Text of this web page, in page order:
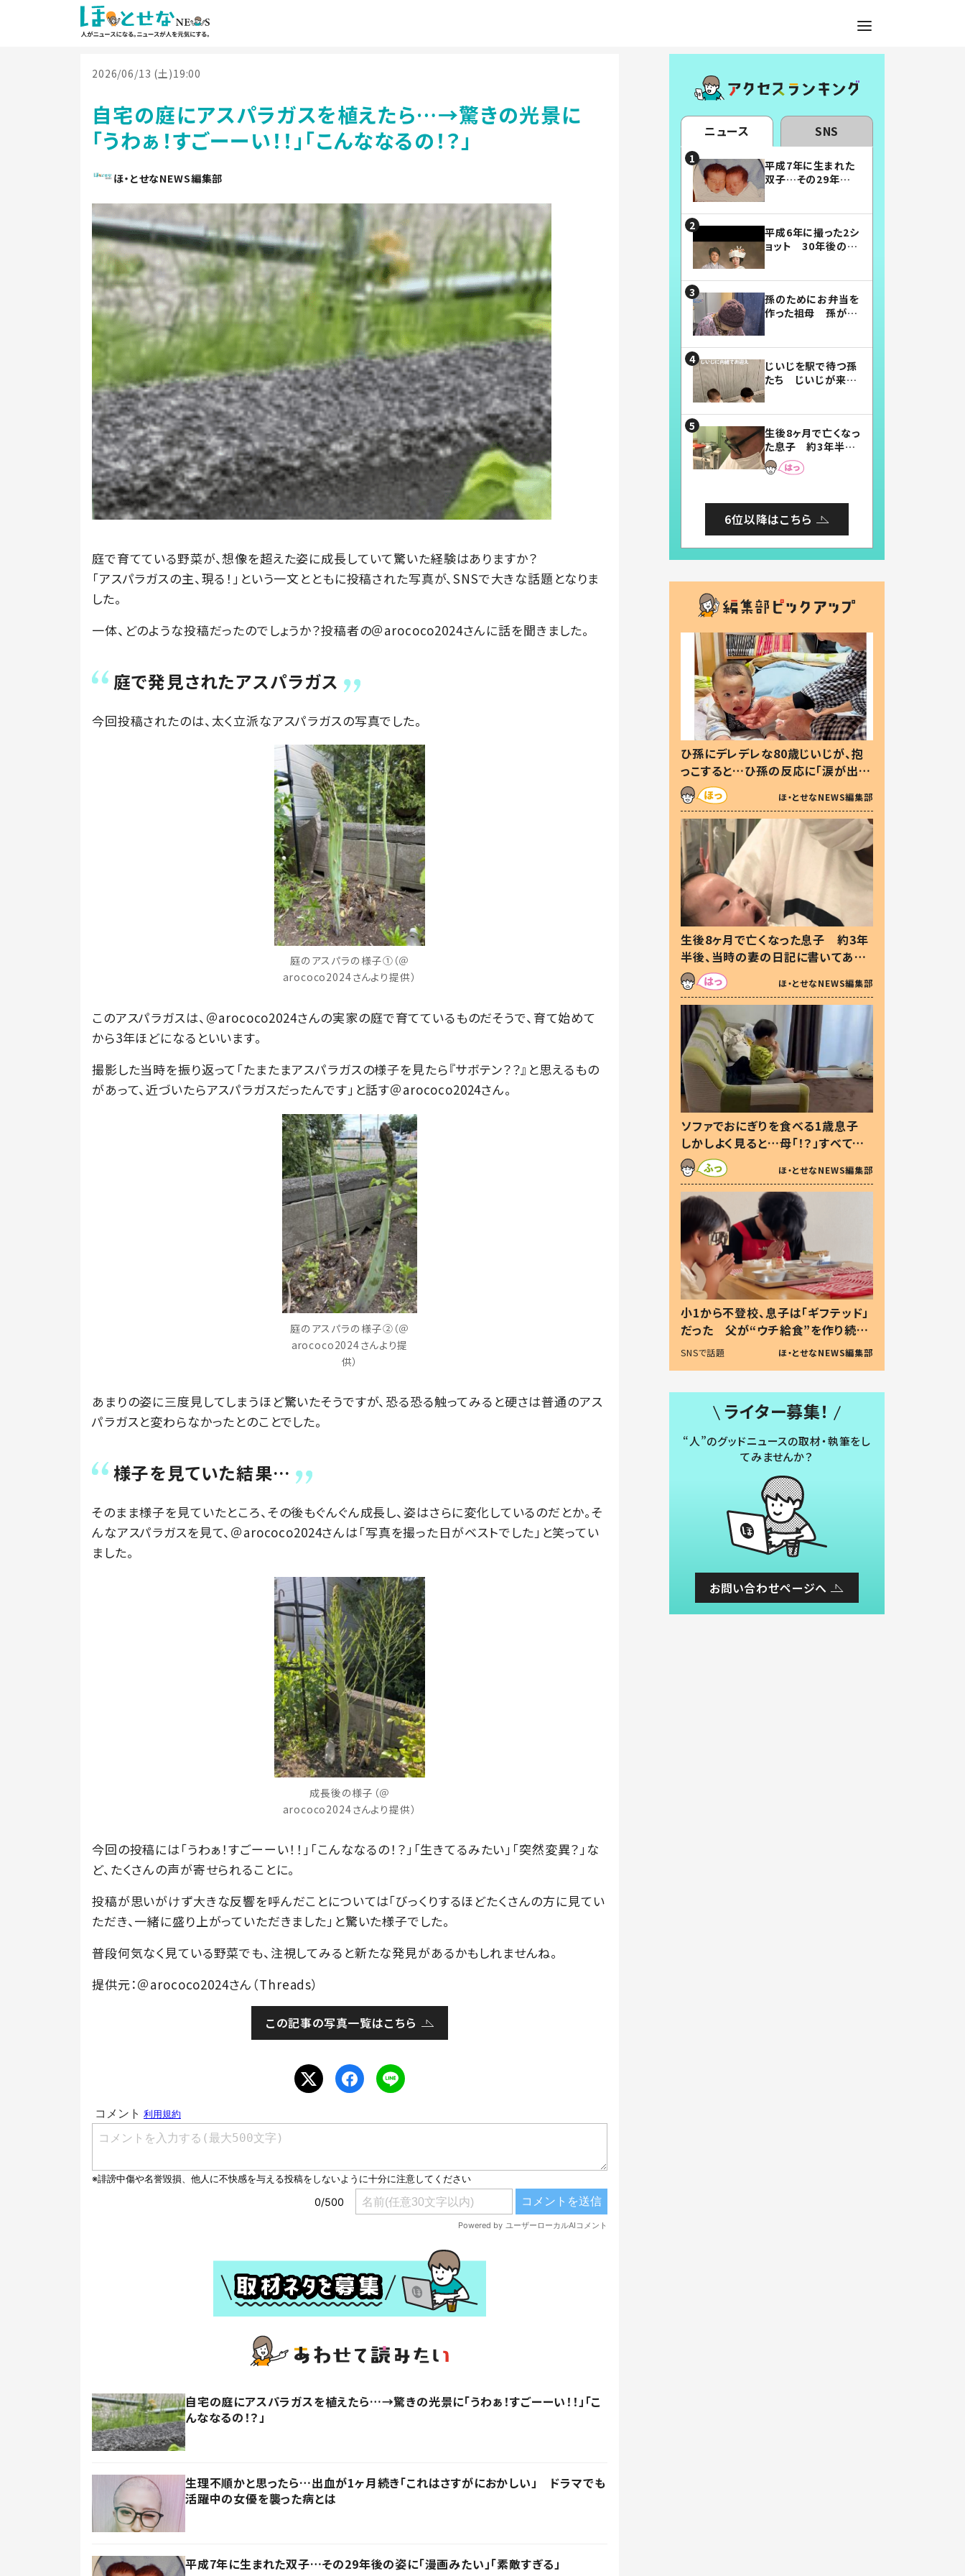
2026/06/13 (土)19:00
自宅の庭にアスパラガスを植えたら…→驚きの光景に
「うわぁ！すごーーい！！」「こんななるの！？」
ほ・とせなNEWS編集部
庭で育てている野菜が、想像を超えた姿に成長していて驚いた経験はありますか？
「アスパラガスの主、現る！」という一文とともに投稿された写真が、SNSで大きな話題となりま
した。
一体、どのような投稿だったのでしょうか？投稿者の＠arococo2024さんに話を聞きました。
庭で発見されたアスパラガス
今回投稿されたのは、太く立派なアスパラガスの写真でした。
庭のアスパラの様子①（＠
arococo2024さんより提供）
このアスパラガスは、＠arococo2024さんの実家の庭で育てているものだそうで、育て始めて
から3年ほどになるといいます。
撮影した当時を振り返って「たまたまアスパラガスの様子を見たら『サボテン？？』と思えるもの
があって、近づいたらアスパラガスだったんです」と話す＠arococo2024さん。
庭のアスパラの様子②（＠
arococo2024さんより提
供）
あまりの姿に三度見してしまうほど驚いたそうですが、恐る恐る触ってみると硬さは普通のアス
パラガスと変わらなかったとのことでした。
様子を見ていた結果…
そのまま様子を見ていたところ、その後もぐんぐん成長し、姿はさらに変化しているのだとか。そ
んなアスパラガスを見て、＠arococo2024さんは「写真を撮った日がベストでした」と笑ってい
ました。
成長後の様子（＠
arococo2024さんより提供）
今回の投稿には「うわぁ！すごーーい！！」「こんななるの！？」「生きてるみたい」「突然変異？」な
ど、たくさんの声が寄せられることに。
投稿が思いがけず大きな反響を呼んだことについては「びっくりするほどたくさんの方に見てい
ただき、一緒に盛り上がっていただきました」と驚いた様子でした。
普段何気なく見ている野菜でも、注視してみると新たな発見があるかもしれませんね。
提供元：＠arococo2024さん（Threads）
この記事の写真一覧はこちら
自宅の庭にアスパラガスを植えたら…→驚きの光景に「うわぁ！すごーーい！！」「こ
んななるの！？」
生理不順かと思ったら…出血が1ヶ月続き「これはさすがにおかしい」 ドラマでも
活躍中の女優を襲った病とは
平成7年に生まれた双子…その29年後の姿に「漫画みたい」「素敵すぎる」
ニュース SNS
平成7年に生まれた
双子…その29年後
平成6年に撮った2シ
ョット 30年後の姿
孫のためにお弁当を
作った祖母 孫が絶
じいじを駅で待つ孫
たち じいじが来た
まらない」「幸せにな
れる」
生後8ヶ月で亡くなっ
た息子 約3年半
後、当時の妻の日記
に書いてあった本音
6位以降はこちら
ひ孫にデレデレな80歳じいじが、抱
っこすると…ひ孫の反応に「涙が出ま
した」「可愛くて仕方ない」
ほ・とせなNEWS編集部
生後8ヶ月で亡くなった息子 約3年
半後、当時の妻の日記に書いてあっ
た本音とは
ほ・とせなNEWS編集部
ソファでおにぎりを食べる1歳息子
しかしよく見ると…母「！？」すべてを
察した母の投稿に「可愛いから許
す！」「現行犯〜」
ほ・とせなNEWS編集部
小1から不登校、息子は「ギフテッド」
だった 父が“ウチ給食”を作り続け
る理由とは #令和の親 #令和の子
SNSで話題 ほ・とせなNEWS編集部
ライター募集！
“人”のグッドニュースの取材・執筆をし
てみませんか？
お問い合わせページへ